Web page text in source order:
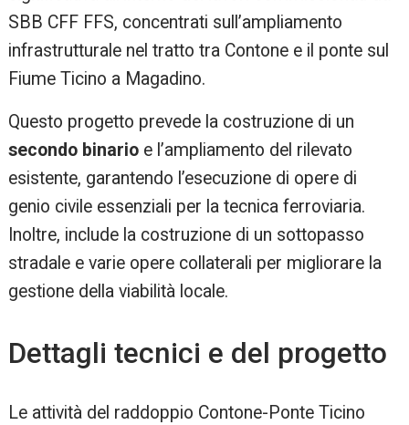
SBB CFF FFS, concentrati sull’ampliamento
infrastrutturale nel tratto tra Contone e il ponte sul
Fiume Ticino a Magadino.
Questo progetto prevede la costruzione di un
secondo binario e l’ampliamento del rilevato
esistente, garantendo l’esecuzione di opere di
genio civile essenziali per la tecnica ferroviaria.
Inoltre, include la costruzione di un sottopasso
stradale e varie opere collaterali per migliorare la
gestione della viabilità locale.
Dettagli tecnici e del progetto
Le attività del raddoppio Contone-Ponte Ticino